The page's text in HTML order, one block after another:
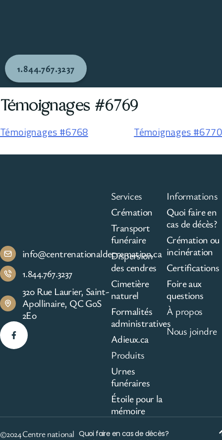
1.844.767.3237
Témoignages #6769
Témoignages #6768 Témoignages #6770
info@centrenationaldecremation.ca
1.844.767.3237
320 Rue Laurier, Saint-
Apollinaire, QC G0S
2E0
Services
Crémation
Transport
funéraire
Dispersion
des cendres
Cimetière
naturel
Formalités
administratives
Adieux.ca
Produits
Urnes
funéraires
Étoile pour la
mémoire
Informations
Quoi faire en
cas de décès?
Crémation ou
incinération
Certifications
Foire aux
questions
À propos
Nous joindre
©2024 Centre national Quoi faire en cas de décès?